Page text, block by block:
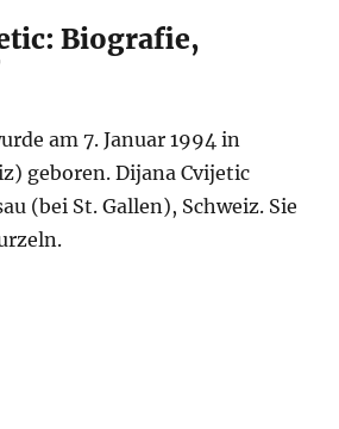
Biografie,
am 7. Januar 1994 in
geboren. Dijana Cvijetic
(bei St. Gallen), Schweiz. Sie